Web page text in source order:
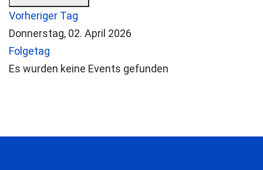
Vorheriger Tag
Donnerstag, 02. April 2026
Folgetag
Es wurden keine Events gefunden